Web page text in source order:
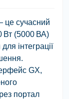
це сучасний
Вт (5000 ВА)
інтеграції
GX,
портал